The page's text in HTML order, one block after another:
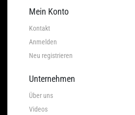
Mein Konto
Kontakt
Anmelden
Neu registrieren
Unternehmen
Über uns
Videos